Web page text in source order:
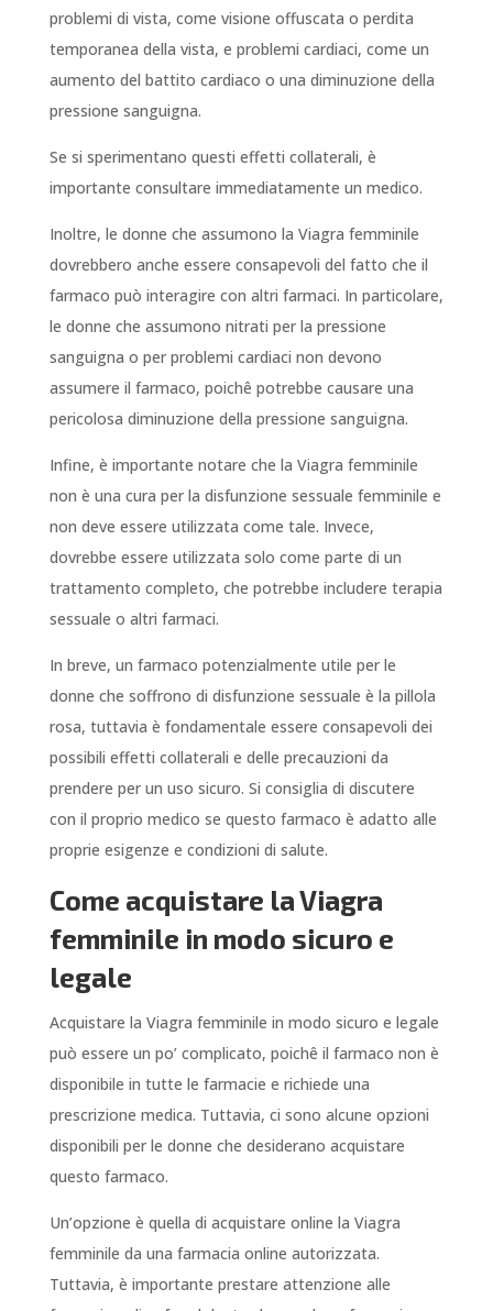
problemi di vista, come visione offuscata o perdita
temporanea della vista, e problemi cardiaci, come un
aumento del battito cardiaco o una diminuzione della
pressione sanguigna.
Se si sperimentano questi effetti collaterali, è
importante consultare immediatamente un medico.
Inoltre, le donne che assumono la Viagra femminile
dovrebbero anche essere consapevoli del fatto che il
farmaco può interagire con altri farmaci. In particolare,
le donne che assumono nitrati per la pressione
sanguigna o per problemi cardiaci non devono
assumere il farmaco, poichê potrebbe causare una
pericolosa diminuzione della pressione sanguigna.
Infine, è importante notare che la Viagra femminile
non è una cura per la disfunzione sessuale femminile e
non deve essere utilizzata come tale. Invece,
dovrebbe essere utilizzata solo come parte di un
trattamento completo, che potrebbe includere terapia
sessuale o altri farmaci.
In breve, un farmaco potenzialmente utile per le
donne che soffrono di disfunzione sessuale è la pillola
rosa, tuttavia è fondamentale essere consapevoli dei
possibili effetti collaterali e delle precauzioni da
prendere per un uso sicuro. Si consiglia di discutere
con il proprio medico se questo farmaco è adatto alle
proprie esigenze e condizioni di salute.
Come acquistare la Viagra
femminile in modo sicuro e
legale
Acquistare la Viagra femminile in modo sicuro e legale
può essere un po’ complicato, poichê il farmaco non è
disponibile in tutte le farmacie e richiede una
prescrizione medica. Tuttavia, ci sono alcune opzioni
disponibili per le donne che desiderano acquistare
questo farmaco.
Un’opzione è quella di acquistare online la Viagra
femminile da una farmacia online autorizzata.
Tuttavia, è importante prestare attenzione alle